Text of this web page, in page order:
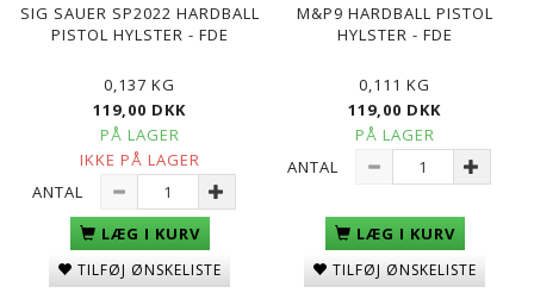
SIG SAUER SP2022 HARDBALL
PISTOL HYLSTER - FDE
0,137 KG
119,00 DKK
PÅ LAGER
IKKE PÅ LAGER
ANTAL
LÆG I KURV
TILFØJ ØNSKELISTE
M&P9 HARDBALL PISTOL
HYLSTER - FDE
0,111 KG
119,00 DKK
PÅ LAGER
ANTAL
LÆG I KURV
TILFØJ ØNSKELISTE